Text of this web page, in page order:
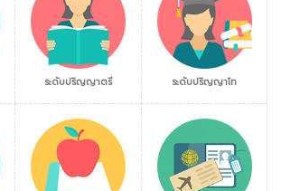
ระดับปริญญาตรี ระดับปริญญาโท